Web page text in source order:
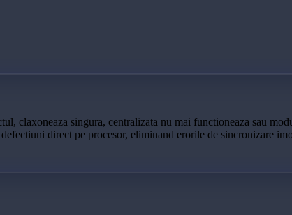
claxoneaza singura, centralizata nu mai functioneaza sau
direct pe procesor, eliminand erorile de